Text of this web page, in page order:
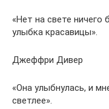
«Нет на свете ничего
улыбка красавицы».
Джеффри Дивер
«Она улыбнулась, и
светлее».